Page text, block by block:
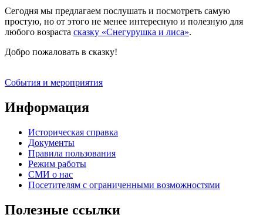
Сегодня мы предлагаем послушать и посмотреть самую
простую, но от этого не менее интересную и полезную для
любого возраста сказку «Снегурушка и лиса».
Добро пожаловать в сказку!
События и мероприятия
Информация
Историческая справка
Документы
Правила пользования
Режим работы
СМИ о нас
Посетителям с ограниченными возможностями
Полезные ссылки